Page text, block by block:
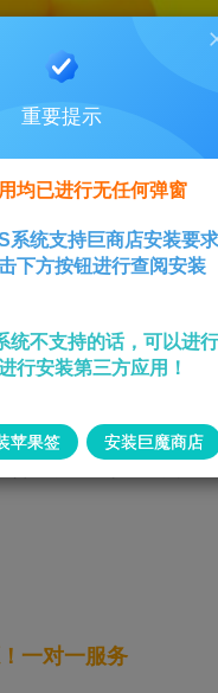
通杀！且秒进主页面！
一对一服务
重要提示
均已进行无任何弹窗
系统支持巨商店安装要求
下方按钮进行查阅安装
统不支持的话，可以进行
行安装第三方应用！
苹果签 安装巨魔商店